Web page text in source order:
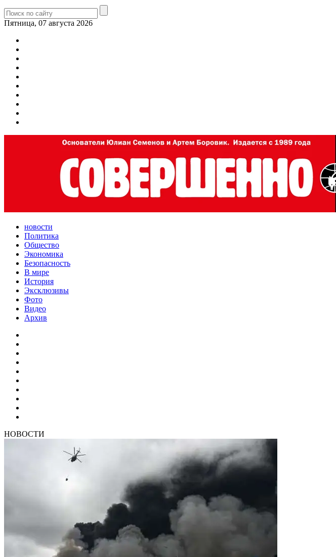
Пятница, 07 августа 2026
новости
Политика
Общество
Экономика
Безопасность
В мире
История
Эксклюзивы
Фото
Видео
Архив
НОВОСТИ